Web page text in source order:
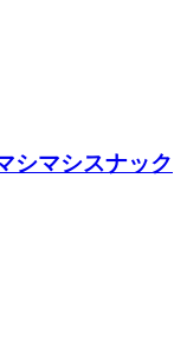
シマシスナック